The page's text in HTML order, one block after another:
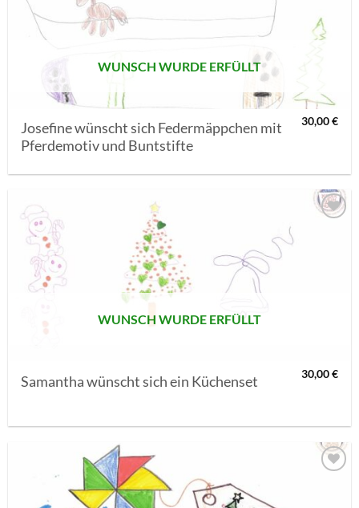
WUNSCH WURDE ERFÜLLT
Josefine wünscht sich Federmäppchen mit
Pferdemotiv und Buntstifte
30,00€
AUF MEINE
MERKLISTE
WUNSCH WURDE ERFÜLLT
Samantha wünscht sich ein Küchenset 30,00€